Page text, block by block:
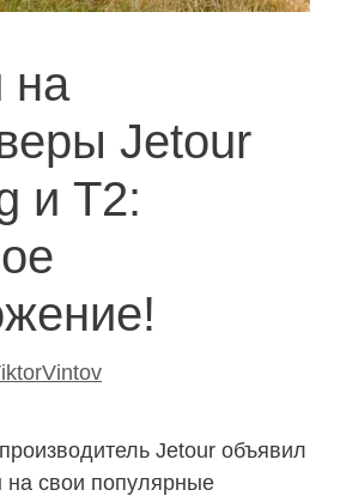
на
Jetour
и T2:
Jetour объявил
на свои популярные